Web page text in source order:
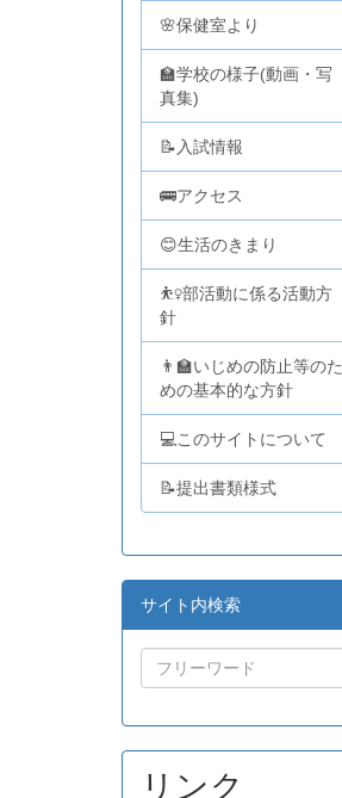
🌸保健室より
🏫学校の様子(動画・写
真集)
📝入試情報
🚌アクセス
😊生活のきまり
⛹️‍♀️部活動に係る活動方
針
👨‍🏫いじめの防止等のた
めの基本的な方針
💻このサイトについて
📝提出書類様式
サイト内検索
リンク